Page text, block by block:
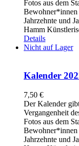
Fotos aus dem
Bewohner*innen
Jahrzehnte und
Hamm
Details
Nicht auf Lager
Kalender
7,50 €
Der Kalender
Vergangenheit
Fotos aus dem
Bewohner*innen
Jahrzehnte und